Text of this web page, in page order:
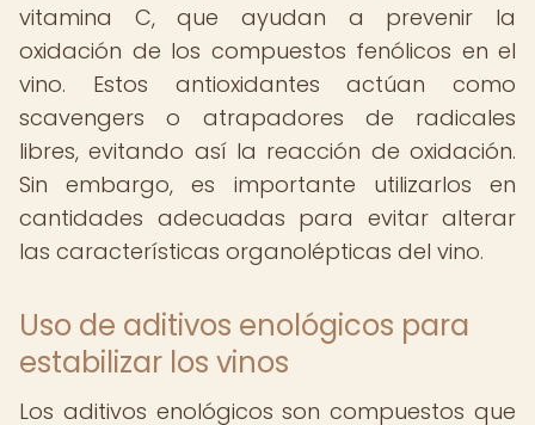
vitamina C, que ayudan a prevenir la
oxidación de los compuestos fenólicos en el
vino. Estos antioxidantes actúan como
scavengers o atrapadores de radicales
libres, evitando así la reacción de oxidación.
Sin embargo, es importante utilizarlos en
cantidades adecuadas para evitar alterar
las características organolépticas del vino.
Uso de aditivos enológicos para
estabilizar los vinos
Los aditivos enológicos son compuestos que